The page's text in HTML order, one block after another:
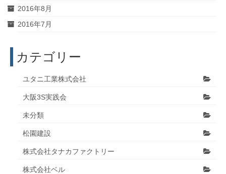
2016年8月
2016年7月
カテゴリー
ユタニ工業株式会社
大阪3S実践会
未分類
松園建設
株式会社タナカファクトリー
株式会社ベル